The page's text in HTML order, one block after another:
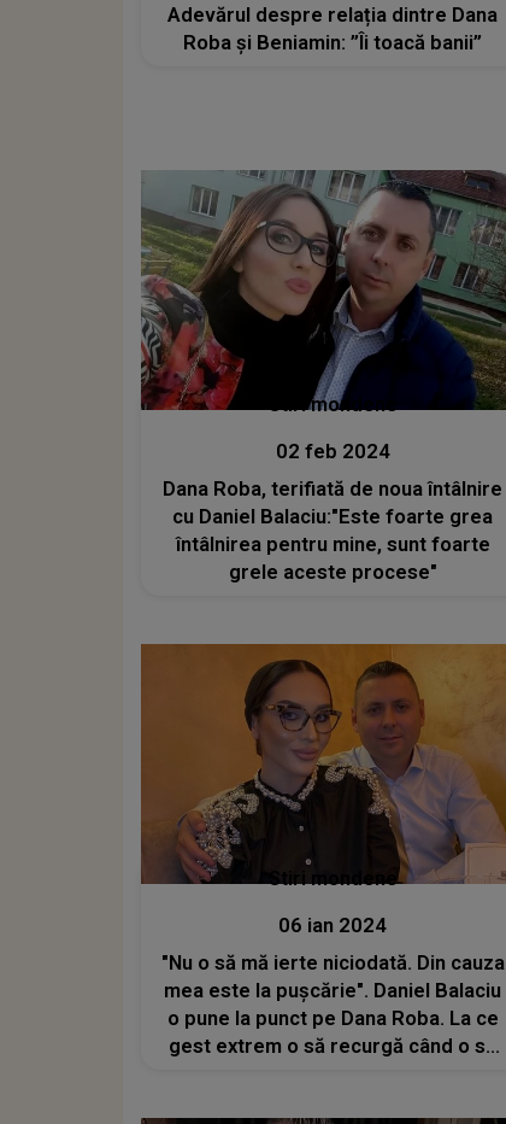
Adevărul despre relația dintre Dana
Roba și Beniamin: ”Îi toacă banii”
Stiri mondene
02 feb 2024
Dana Roba, terifiată de noua întâlnire
cu Daniel Balaciu:"Este foarte grea
întâlnirea pentru mine, sunt foarte
grele aceste procese"
Stiri mondene
06 ian 2024
"Nu o să mă ierte niciodată. Din cauza
mea este la pușcărie". Daniel Balaciu
o pune la punct pe Dana Roba. La ce
gest extrem o să recurgă când o să